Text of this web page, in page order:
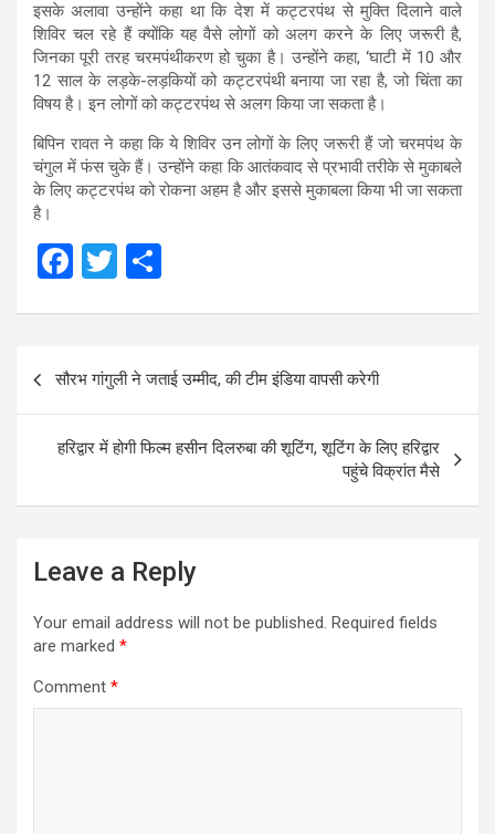
इसके अलावा उन्होंने कहा था कि देश में कट्टरपंथ से मुक्ति दिलाने वाले
शिविर चल रहे हैं क्योंकि यह वैसे लोगों को अलग करने के लिए जरूरी है,
जिनका पूरी तरह चरमपंथीकरण हो चुका है। उन्होंने कहा, ‘घाटी में 10 और
12 साल के लड़के-लड़कियों को कट्टरपंथी बनाया जा रहा है, जो चिंता का
विषय है। इन लोगों को कट्टरपंथ से अलग किया जा सकता है।
बिपिन रावत ने कहा कि ये शिविर उन लोगों के लिए जरूरी हैं जो चरमपंथ के
चंगुल में फंस चुके हैं। उन्होंने कहा कि आतंकवाद से प्रभावी तरीके से मुकाबले
के लिए कट्टरपंथ को रोकना अहम है और इससे मुकाबला किया भी जा सकता
है।
F
b
o
o
T
er e
Post
navigation
सौरभ गांगुली ने जताई उम्मीद, की टीम इंडिया वापसी करेगी
हरिद्वार में होगी फिल्म हसीन दिलरुबा की शूटिंग, शूटिंग के लिए हरिद्वार
पहुंचे विक्रांत मैसे
Leave a Reply
Your email address will not be published. Required fields
are marked *
Comment *